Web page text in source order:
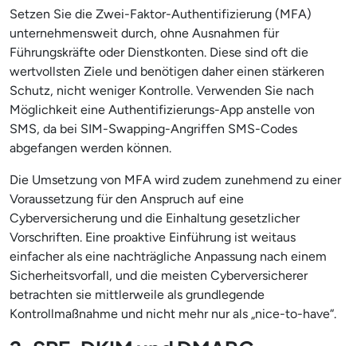
Setzen Sie die Zwei-Faktor-Authentifizierung (MFA)
unternehmensweit durch, ohne Ausnahmen für
Führungskräfte oder Dienstkonten. Diese sind oft die
wertvollsten Ziele und benötigen daher einen stärkeren
Schutz, nicht weniger Kontrolle. Verwenden Sie nach
Möglichkeit eine Authentifizierungs-App anstelle von
SMS, da bei SIM-Swapping-Angriffen SMS-Codes
abgefangen werden können.
Die Umsetzung von MFA wird zudem zunehmend zu einer
Voraussetzung für den Anspruch auf eine
Cyberversicherung und die Einhaltung gesetzlicher
Vorschriften. Eine proaktive Einführung ist weitaus
einfacher als eine nachträgliche Anpassung nach einem
Sicherheitsvorfall, und die meisten Cyberversicherer
betrachten sie mittlerweile als grundlegende
Kontrollmaßnahme und nicht mehr nur als „nice-to-have“.